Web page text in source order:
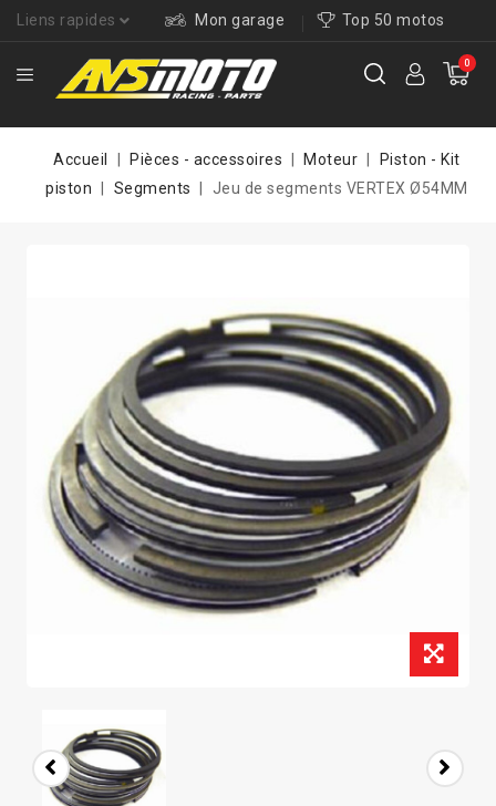
Liens rapides Mon garage Top 50 motos
0
Accueil Pièces - accessoires Moteur
Piston - Kit
piston
Segments Jeu de segments VERTEX Ø54MM